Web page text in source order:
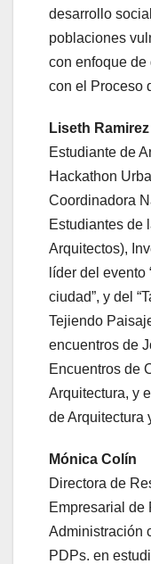
desarrollo
poblaciones
con enfoque
con el Proceso
Liseth Ramirez
Estudiante de
Hackathon
Coordinadora
Estudiantes de
Arquitectos),
líder del evento
ciudad”, y del
Tejiendo
encuentros de
Encuentros de
Arquitectura, y
de Arquitectura
Mónica Colín
Directora de
Empresarial de
Administración
PDPs. en